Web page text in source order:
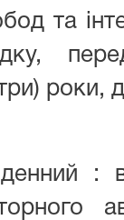
та
роки,
: